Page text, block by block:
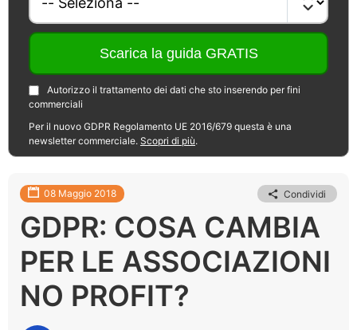
Autorizzo il trattamento dei dati che sto inserendo per fini
commerciali
Per il nuovo GDPR Regolamento UE 2016/679 questa è una
newsletter commerciale. Scopri di più.
08 Maggio 2018 Condividi
GDPR: COSA CAMBIA
PER LE ASSOCIAZIONI
NO PROFIT?